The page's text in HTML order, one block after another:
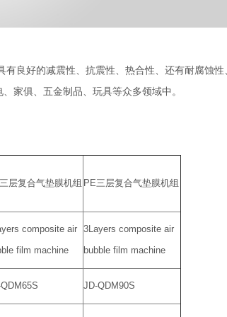
良好的减震性、抗震性、热合性、还有耐腐蚀性
家俱、五金制品、玩具等众多领域中。
层复合气垫膜机组 PE三层复合气垫膜机组
composite air
film machine
3Layers composite air
bubble film machine
JD-QDM90S